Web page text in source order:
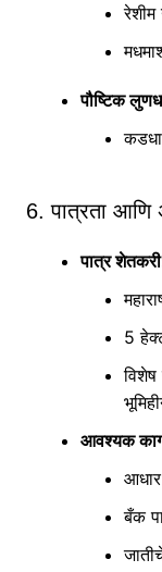
पौष्टिक
6. पात्रता आणि
पात्र शेतकरी
5
विशेष
आवश्यक
बँक